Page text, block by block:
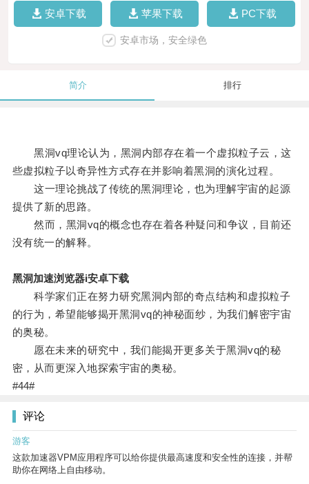
安卓下载 苹果下载 PC下载
安卓市场，安全绿色
简介 排行
黑洞vq理论认为，黑洞内部存在着一个虚拟粒子云，这
些虚拟粒子以奇异性方式存在并影响着黑洞的演化过程。
这一理论挑战了传统的黑洞理论，也为理解宇宙的起源
提供了新的思路。
然而，黑洞vq的概念也存在着各种疑问和争议，目前还
没有统一的解释。
黑洞加速浏览器i安卓下载
科学家们正在努力研究黑洞内部的奇点结构和虚拟粒子
的行为，希望能够揭开黑洞vq的神秘面纱，为我们解密宇宙
的奥秘。
愿在未来的研究中，我们能揭开更多关于黑洞vq的秘
密，从而更深入地探索宇宙的奥秘。
#44#
评论
游客
这款加速器VPM应用程序可以给你提供最高速度和安全性的连接，并帮
助你在网络上自由移动。